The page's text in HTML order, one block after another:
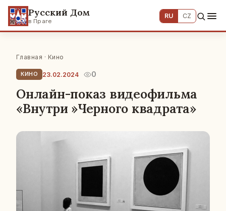
Русский Дом
в Праге
RU CZ
Главная · Кино
КИНО 23.02.2024 0
Онлайн-показ видеофильма
«Внутри »Черного квадрата»